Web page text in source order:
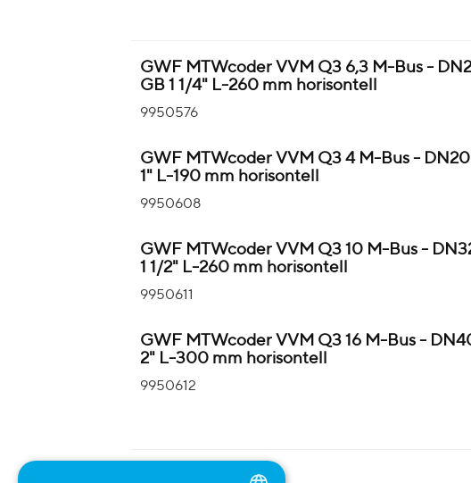
GWF MTWcoder VVM Q3 6,3 M-Bus -
GB 1 1/4" L-260 mm horisontell
9950576
GWF MTWcoder VVM Q3 4 M-Bus -
1" L-190 mm horisontell
9950608
GWF MTWcoder VVM Q3 10 M-Bus -
1 1/2" L-260 mm horisontell
9950611
GWF MTWcoder VVM Q3 16 M-Bus -
2" L-300 mm horisontell
9950612